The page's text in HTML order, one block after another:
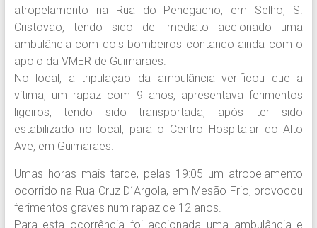
atropelamento na Rua do Penegacho, em Selho, S.
Cristovão, tendo sido de imediato accionado uma
ambulância com dois bombeiros contando ainda com o
apoio da VMER de Guimarães.
No local, a tripulação da ambulância verificou que a
vítima, um rapaz com 9 anos, apresentava ferimentos
ligeiros, tendo sido transportada, após ter sido
estabilizado no local, para o Centro Hospitalar do Alto
Ave, em Guimarães.
Umas horas mais tarde, pelas 19:05 um atropelamento
ocorrido na Rua Cruz D´Argola, em Mesão Frio, provocou
ferimentos graves num rapaz de 12 anos.
Para esta ocorrência foi accionada uma ambulância e